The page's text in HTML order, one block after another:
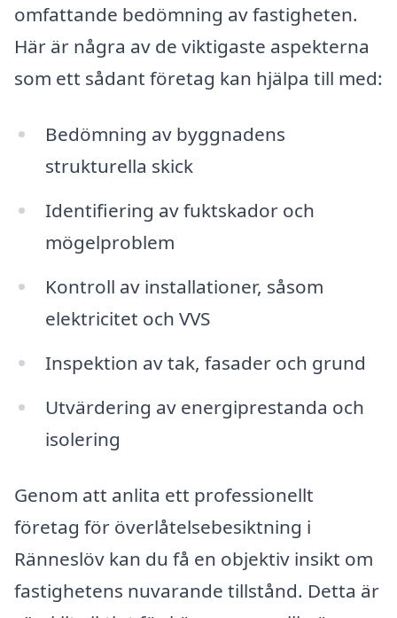
omfattande bedömning av fastigheten.
Här är några av de viktigaste aspekterna
som ett sådant företag kan hjälpa till med:
Bedömning av byggnadens
strukturella skick
Identifiering av fuktskador och
mögelproblem
Kontroll av installationer, såsom
elektricitet och VVS
Inspektion av tak, fasader och grund
Utvärdering av energiprestanda och
isolering
Genom att anlita ett professionellt
företag för överlåtelsebesiktning i
Ränneslöv kan du få en objektiv insikt om
fastighetens nuvarande tillstånd. Detta är